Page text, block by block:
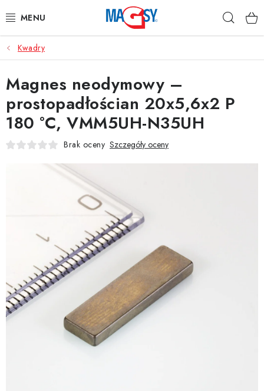
do
GŁÓWNE KATEGORIE
MAGNETYCZNE POMOCE
MAGNESY PRZEMYSŁOWE
INNE MAGNESY
MATERIAŁY NIERDZEWNE
Regulamin e-sklepu
Ochrona danych osobowych
Odstąpienie od umowy
Kwadry
Magnes neodymowy –
prostopadłościan 20x5,6x2 P
180 °C, VMM5UH-N35UH
Brak oceny Szczegóły oceny